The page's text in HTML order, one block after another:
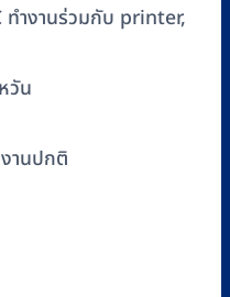
ทำงานร่วมกับ printer,
วัน
านปกติ